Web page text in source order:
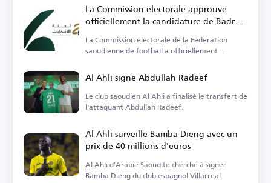
La Commission électorale approuve
officiellement la candidature de Badr
Al-Raziza à la présidence de la
Fédération saoudienne de football
La Commission électorale de la Fédération
saoudienne de football a officiellement
Al Ahli signe Abdullah Radeef
Le club saoudien Al Ahli a finalisé le transfert de
l'attaquant Abdullah Radeef.
Al Ahli surveille Bamba Dieng avec un
prix de 40 millions d'euros
Al Ahli d'Arabie Saoudite cherche à signer
Bamba Dieng du club espagnol Villarreal.